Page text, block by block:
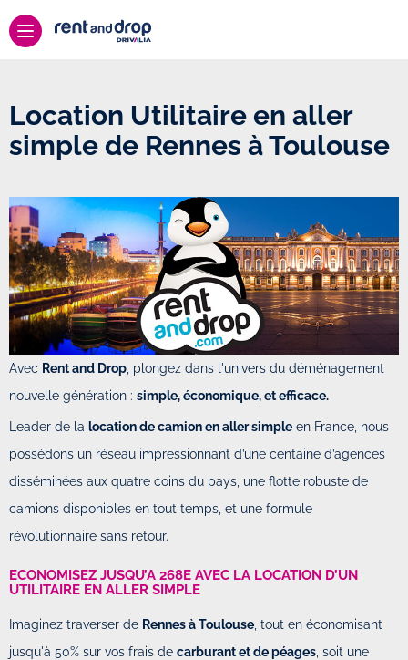
Location Utilitaire en aller
simple de Rennes à Toulouse
Avec Rent and Drop , plongez dans l'univers du déménagement
nouvelle génération : simple, économique, et efficace.
Leader de la location de camion en aller simple en France, nous
possédons un réseau impressionnant d’une centaine d’agences
disséminées aux quatre coins du pays, une flotte robuste de
camions disponibles en tout temps, et une formule
révolutionnaire sans retour.
ECONOMISEZ JUSQU’A 268E AVEC LA LOCATION D’UN
UTILITAIRE EN ALLER SIMPLE
Imaginez traverser de Rennes à Toulouse , tout en économisant
jusqu'à 50% sur vos frais de carburant et de péages , soit une